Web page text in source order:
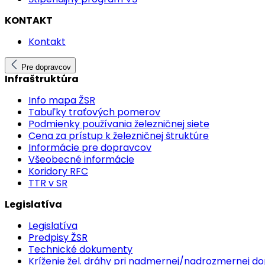
KONTAKT
Kontakt
Pre dopravcov
Infraštruktúra
Info mapa ŽSR
Tabuľky traťových pomerov
Podmienky používania železničnej siete
Cena za prístup k železničnej štruktúre
Informácie pre dopravcov
Všeobecné informácie
Koridory RFC
TTR v SR
Legislatíva
Legislatíva
Predpisy ŽSR
Technické dokumenty
Kríženie žel. dráhy pri nadmernej/nadrozmernej